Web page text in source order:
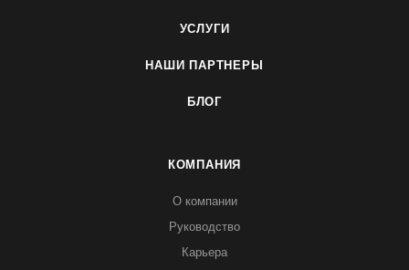
УСЛУГИ
НАШИ ПАРТНЕРЫ
БЛОГ
КОМПАНИЯ
О компании
Руководство
Карьера